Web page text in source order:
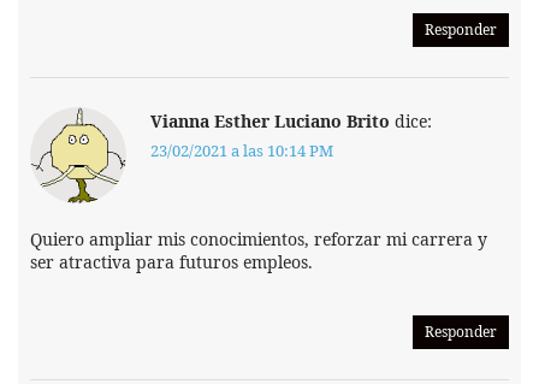
Responder
Vianna Esther Luciano Brito dice:
23/02/2021 a las 10:14 PM
Quiero ampliar mis conocimientos, reforzar mi carrera y
ser atractiva para futuros empleos.
Responder